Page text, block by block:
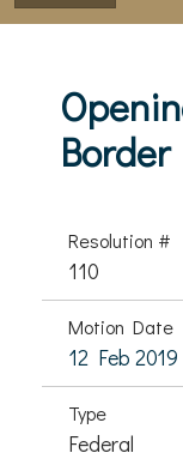
Border
Resolution #
110
Motion Date
12 Feb 2019
Type
Federal